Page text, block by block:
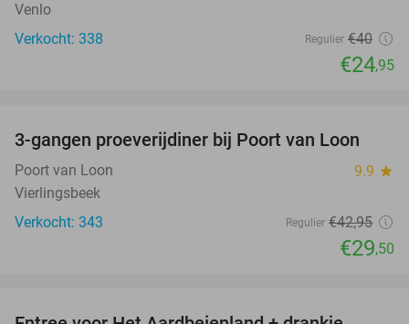
Venlo
Verkocht: 338
Regulier €40
€24,95
31%
3-gangen proeverijdiner bij Poort van Loon
Poort van Loon 9.9 star
Vierlingsbeek
Verkocht: 343
Regulier €42,95
€29,50